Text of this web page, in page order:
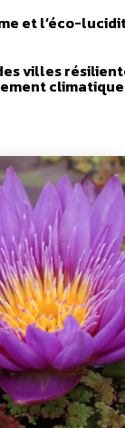
et l’éco-
villes
climatique